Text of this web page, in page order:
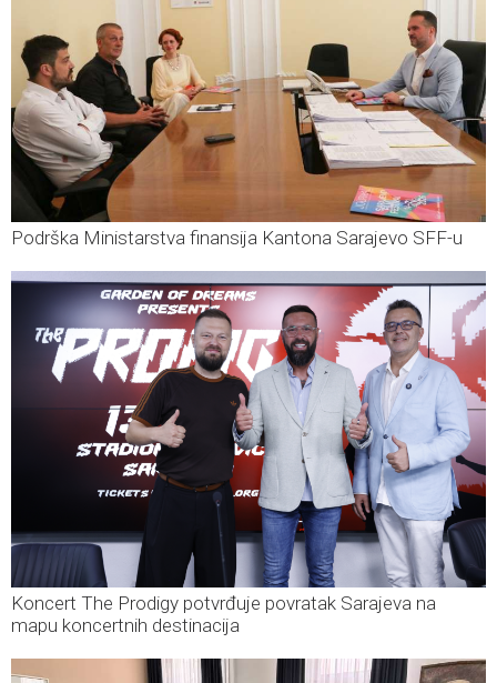
Podrška Ministarstva finansija Kantona Sarajevo SFF-u
Koncert The Prodigy potvrđuje povratak Sarajeva na
mapu koncertnih destinacija